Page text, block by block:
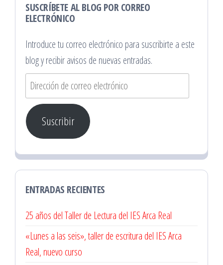
SUSCRÍBETE AL BLOG POR CORREO
ELECTRÓNICO
Introduce tu correo electrónico para suscribirte a este
blog y recibir avisos de nuevas entradas.
Dirección
de
correo
electrónico
Suscribir
ENTRADAS RECIENTES
25 años del Taller de Lectura del IES Arca Real
«Lunes a las seis», taller de escritura del IES Arca
Real, nuevo curso